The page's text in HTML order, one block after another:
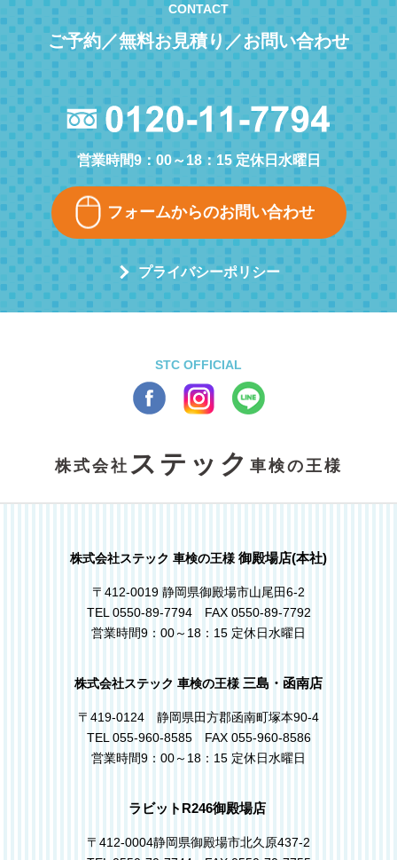
CONTACT
ご予約／無料お見積り／お問い合わせ
営業時間9：00～18：15 定休日水曜日
フォームからのお問い合わせ
プライバシーポリシー
STC OFFICIAL
株式会社ステック 車検の王様
株式会社ステック 車検の王様 御殿場店(本社)
〒412-0019 静岡県御殿場市山尾田6-2
TEL 0550-89-7794 FAX 0550-89-7792
営業時間9：00～18：15 定休日水曜日
株式会社ステック 車検の王様 三島・函南店
〒419-0124 静岡県田方郡函南町塚本90-4
TEL 055-960-8585 FAX 055-960-8586
営業時間9：00～18：15 定休日水曜日
ラビットR246御殿場店
〒412-0004静岡県御殿場市北久原437-2